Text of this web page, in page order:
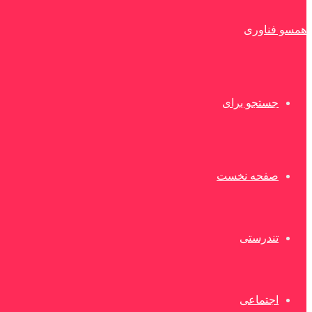
همسو فناوری
جستجو برای
صفحه نخست
تندرستی
اجتماعی